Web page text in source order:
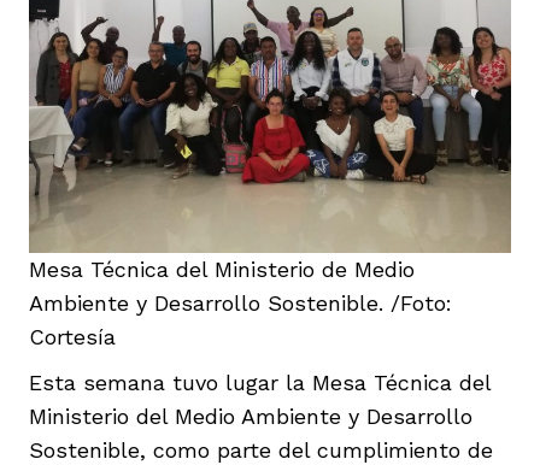
Mesa Técnica del Ministerio de Medio
Ambiente y Desarrollo Sostenible. /Foto:
Cortesía
Esta semana tuvo lugar la Mesa Técnica del
Ministerio del Medio Ambiente y Desarrollo
Sostenible, como parte del cumplimiento de